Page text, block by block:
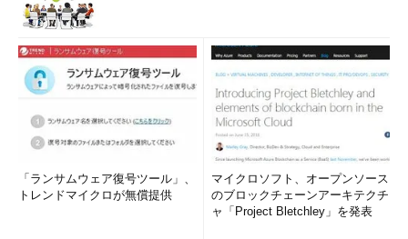
「ランサムウェア復号ツール」、
トレンドマイクロが無償提供
マイクロソフト、オープンソース
のブロックチェーンアーキテクチ
ャ「Project Bletchley」を発表